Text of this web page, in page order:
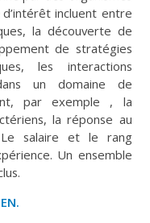
incluent entre
la découverte de
de stratégies
les interactions
un domaine de
par exemple , la
la réponse au
salaire et le rang
Un ensemble